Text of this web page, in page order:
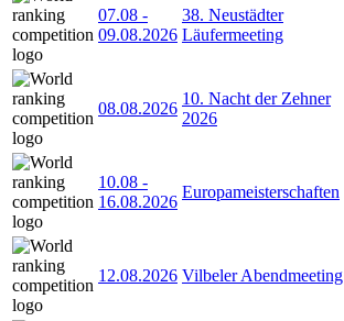
07.08 -
09.08.2026
38. Neustädter
Läufermeeting
08.08.2026
10. Nacht der Zehner
2026
10.08 -
16.08.2026
Europameisterschaften
12.08.2026 Vilbeler Abendmeeting